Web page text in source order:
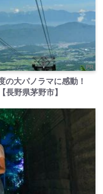
PR
の大パノラマに感動！
長野県茅野市】